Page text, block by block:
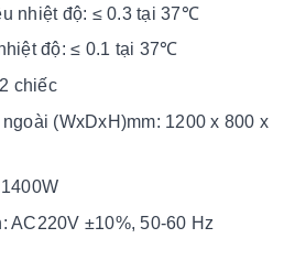
nhiệt độ: ≤ 0.3 tại 37℃
độ: ≤ 0.1 tại 37℃
chiếc
(WxDxH)mm: 1200 x 800 x
AC220V ±10%, 50-60 Hz